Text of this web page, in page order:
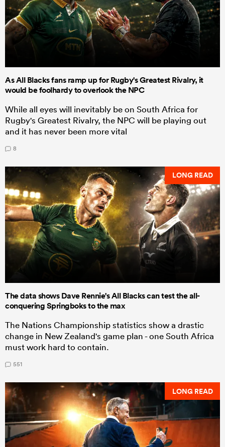
As All Blacks fans ramp up for Rugby's Greatest Rivalry, it
would be foolhardy to overlook the NPC
While all eyes will inevitably be on South Africa for
Rugby's Greatest Rivalry, the NPC will be playing out
and it has never been more vital
8
LONG READ
The data shows Dave Rennie's All Blacks can test the all-
conquering Springboks to the max
The Nations Championship statistics show a drastic
change in New Zealand's game plan - one South Africa
must work hard to contain.
551
LONG READ